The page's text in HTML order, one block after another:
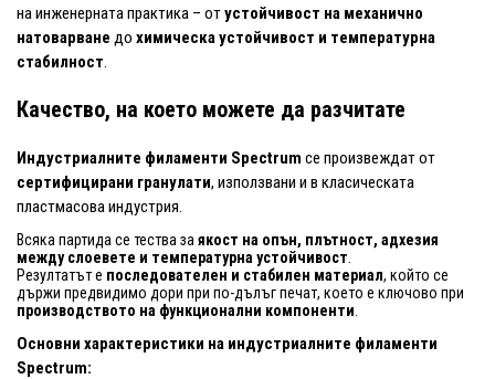
на инженерната практика – отустойчивост на механично
натоварване до химическа устойчивост и температурна
стабилност.
Качество, на което можете да разчитате
Индустриалните филаменти Spectrum се произвеждат от
сертифицирани гранулати, използвани и в класическата
пластмасова индустрия.
Всяка партида се тества за якост на опън, плътност, адхезия
между слоевете и температурна устойчивост
Резултатът е последователен и стабилен материал, който се
държи предвидимо дори при по-дълъг печат, което е ключово при
производството на функционални компоненти
Основни характеристики на индустриалните филаменти
Spectrum: